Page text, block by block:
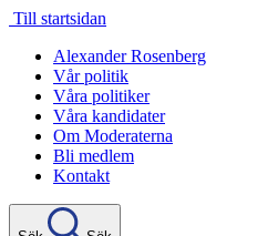
Gå
innehåll
Till startsidan
Alexander Rosenberg
Vår politik
Våra politiker
Våra kandidater
Om Moderaterna
Bli medlem
Kontakt